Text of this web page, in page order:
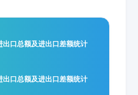
口总额及进出口差额统计
口总额及进出口差额统计